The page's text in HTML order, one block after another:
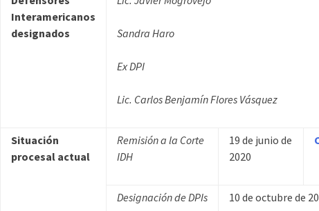
Interamericanos
designados
Sandra Haro
Ex DPI
Lic. Carlos Benjamín Flores Vásquez
Situación
procesal actual
Remisión a la Corte
IDH
19 de junio de
2020
Designación de DPIs 10 de octubre de